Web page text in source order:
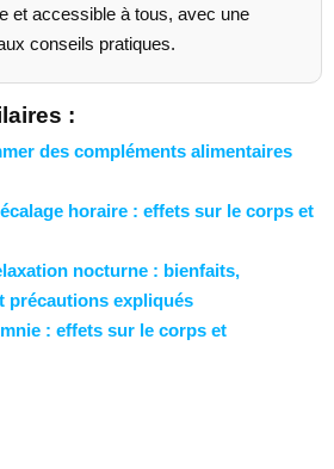
et accessible à tous, avec une
conseils pratiques.
:
des compléments alimentaires
horaire : effets sur le corps et
nocturne : bienfaits,
précautions expliqués
: effets sur le corps et